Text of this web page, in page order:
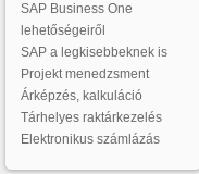
SAP Business One
lehetőségeiről
SAP a legkisebbeknek is
Projekt menedzsment
Árképzés, kalkuláció
Tárhelyes raktárkezelés
Elektronikus számlázás